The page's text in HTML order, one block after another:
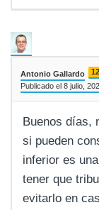
Antonio Gallardo
Publicado el 8 julio,
Buenos días,
si pueden
inferior es
tener que
evitarlo en